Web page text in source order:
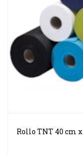
Rollo TNT 40 cm